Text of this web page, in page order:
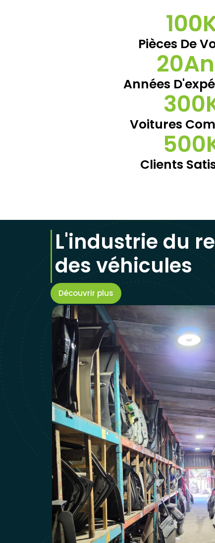
Pièces De
100
Années
20
Voitures
300
Clients
500
L'industrie du
des véhicules
Découvrir plus